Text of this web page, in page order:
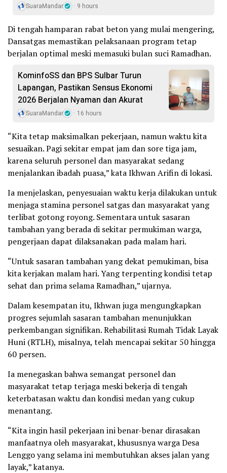
SuaraMandar 9 hours
Di tengah hamparan rabat beton yang mulai mengering,
Dansatgas memastikan pelaksanaan program tetap
berjalan optimal meski memasuki bulan suci Ramadhan.
KominfoSS dan BPS Sulbar Turun
Lapangan, Pastikan Sensus Ekonomi
2026 Berjalan Nyaman dan Akurat
SuaraMandar 16 hours
“Kita tetap maksimalkan pekerjaan, namun waktu kita
sesuaikan. Pagi sekitar empat jam dan sore tiga jam,
karena seluruh personel dan masyarakat sedang
menjalankan ibadah puasa,” kata Ikhwan Arifin di lokasi.
Ia menjelaskan, penyesuaian waktu kerja dilakukan untuk
menjaga stamina personel satgas dan masyarakat yang
terlibat gotong royong. Sementara untuk sasaran
tambahan yang berada di sekitar permukiman warga,
pengerjaan dapat dilaksanakan pada malam hari.
“Untuk sasaran tambahan yang dekat pemukiman, bisa
kita kerjakan malam hari. Yang terpenting kondisi tetap
sehat dan prima selama Ramadhan,” ujarnya.
Dalam kesempatan itu, Ikhwan juga mengungkapkan
progres sejumlah sasaran tambahan menunjukkan
perkembangan signifikan. Rehabilitasi Rumah Tidak Layak
Huni (RTLH), misalnya, telah mencapai sekitar 50 hingga
60 persen.
Ia menegaskan bahwa semangat personel dan
masyarakat tetap terjaga meski bekerja di tengah
keterbatasan waktu dan kondisi medan yang cukup
menantang.
“Kita ingin hasil pekerjaan ini benar-benar dirasakan
manfaatnya oleh masyarakat, khususnya warga Desa
Lenggo yang selama ini membutuhkan akses jalan yang
layak,” katanya.